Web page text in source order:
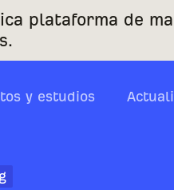
plataforma de
y estudios